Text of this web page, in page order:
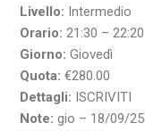
Livello: Intermedio
Orario: 21:30 – 22:20
Giorno: Giovedì
Quota: €280.00
Dettagli: ISCRIVITI
Note: gio – 18/09/25